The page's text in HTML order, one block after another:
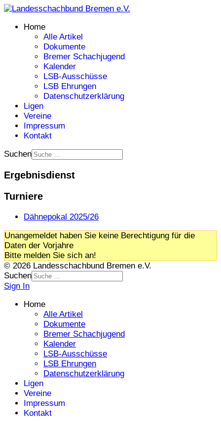
Home
Alle Artikel
Dokumente
Bremer Schachjugend
Kalender
LSB-Ausschüsse
LSB Ehrungen
Datenschutzerklärung
Ligen
Vereine
Impressum
Kontakt
Suchen
Ergebnisdienst
Turniere
Dähnepokal 2025/26
Unangemeldet haben Sie keine Berechtigung für die
Daten der Vorjahre
Bitte melden Sie sich an!
© 2026 Landesschachbund Bremen e.V.
Suchen
Sign In
Home
Alle Artikel
Dokumente
Bremer Schachjugend
Kalender
LSB-Ausschüsse
LSB Ehrungen
Datenschutzerklärung
Ligen
Vereine
Impressum
Kontakt